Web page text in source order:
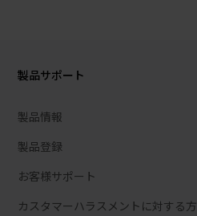
製品サポート
製品情報
製品登録
お客様サポート
カスタマーハラスメントに対する方